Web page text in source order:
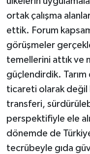
ortak çalışma
ettik. Forum
görüşmeler
temellerini attık ve
güçlendirdik.
ticareti olarak değil
transferi,
perspektifiyle ele
dönemde de
tecrübeyle gıda